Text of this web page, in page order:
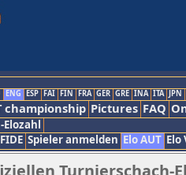
ENG ESP FAI FIN FRA GER GRE INA ITA JPN
championship Pictures FAQ
FIDE Spieler anmelden Elo AUT Elo
Turnierschach-